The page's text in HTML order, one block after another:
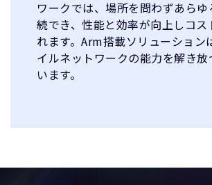
ワークでは、場所を問わずあら
続でき、性能と効率が向上しコス
れます。Arm搭載ソリューション
イルネットワークの能力を解き放
います。